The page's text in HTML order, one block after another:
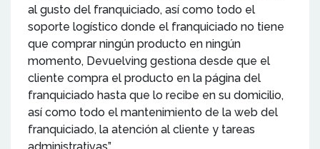
al gusto del franquiciado, así como todo el
soporte logístico donde el franquiciado no tiene
que comprar ningún producto en ningún
momento, Devuelving gestiona desde que el
cliente compra el producto en la página del
franquiciado hasta que lo recibe en su domicilio,
así como todo el mantenimiento de la web del
franquiciado, la atención al cliente y tareas
administrativas”.